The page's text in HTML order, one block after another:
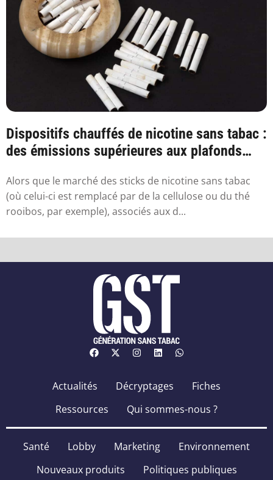
Dispositifs chauffés de nicotine sans tabac :
des émissions supérieures aux plafonds
Alors que le marché des sticks de nicotine sans tabac
(où celui-ci est remplacé par de la cellulose ou du thé
rooibos, par exemple), associés aux d...
Actualités Décryptages
Fiches
Ressources
Qui sommes-nous ?
Santé Lobby Marketing
Environnement
Nouveaux produits
Politiques publiques